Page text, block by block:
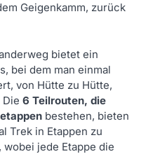
Geigenkamm, zurück
bietet ein
bei dem man einmal
von Hütte zu Hütte,
6 Teilrouten, die
bestehen, bieten
Trek in Etappen zu
jede Etappe die